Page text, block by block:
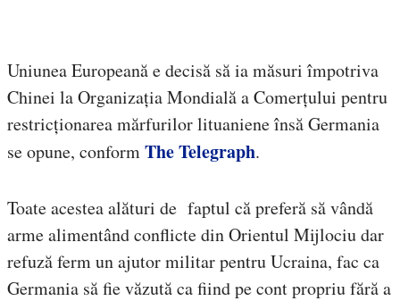
Uniunea Europeană e decisă să ia măsuri împotriva
Chinei la Organizația Mondială a Comerțului pentru
restricționarea mărfurilor lituaniene însă Germania
se opune, conformThe Telegraph.
Toate acestea alături de faptul că preferă să vândă
arme alimentând conflicte din Orientul Mijlociu dar
refuză ferm un ajutor militar pentru Ucraina, fac ca
Germania să fie văzută ca fiind pe cont propriu fără a